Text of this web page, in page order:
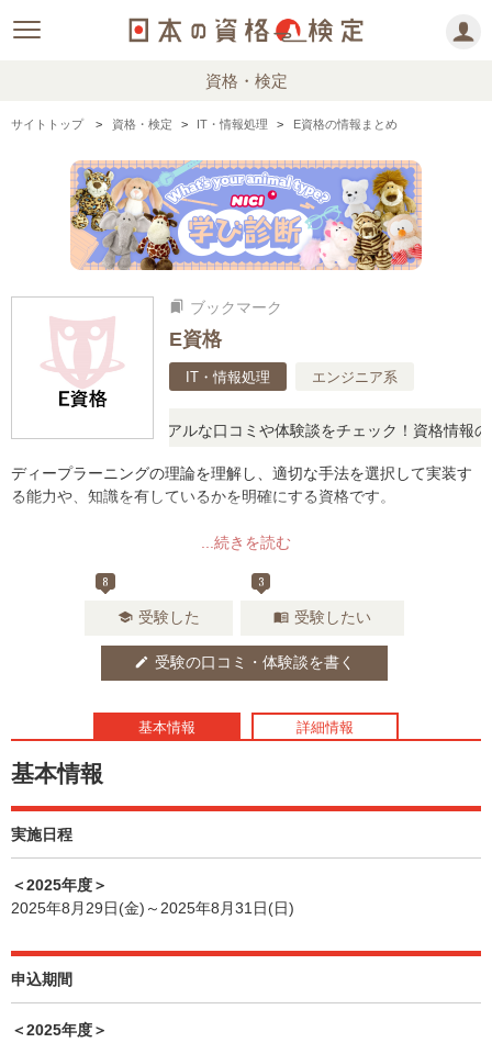
資格・検定
サイトトップ 資格・検定 IT・情報処理 E資格の情報まとめ
bookmarks ブックマーク
E資格
IT・情報処理 エンジニア系
問に思ったら、リアルな口コミや体験談をチェック！資格情報の下
...続きを読む
ディープラーニングの理論を理解し、適切な手法を選択して実装す
る能力や、知識を有しているかを明確にする資格です。
8
school 受験した
3
menu_book 受験したい
edit 受験の口コミ・体験談を書く
基本情報 詳細情報
基本情報
実施日程
＜2025年度＞
2025年8月29日(金)～2025年8月31日(日)
申込期間
＜2025年度＞